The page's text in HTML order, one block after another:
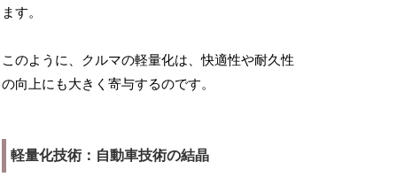
ます。
このように、クルマの軽量化は、快適性や耐久性
の向上にも大きく寄与するのです。
軽量化技術：自動車技術の結晶